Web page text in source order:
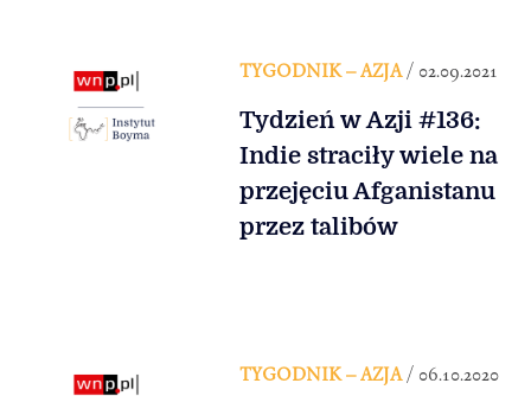
TYGODNIK – AZJA/ 02.09.2021
Tydzień w Azji #136:
Indie straciły wiele na
przejęciu Afganistanu
przez talibów
TYGODNIK – AZJA/ 06.10.2020